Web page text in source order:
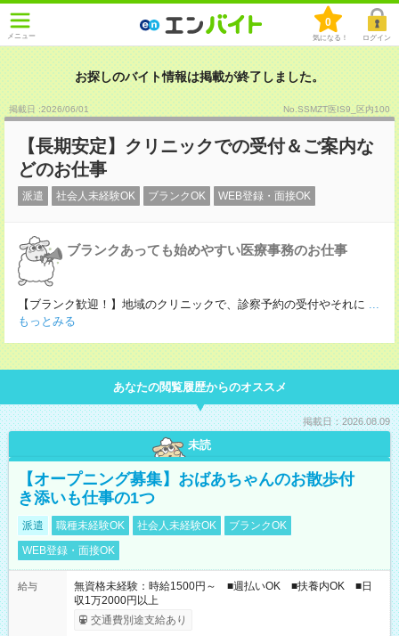
メニュー
0
気になる！ ログイン
お探しのバイト情報は掲載が終了しました。
掲載日 :2026/06/01 No.SSMZT医IS9_区内100
【長期安定】クリニックでの受付＆ご案内な
どのお仕事
派遣 社会人未経験OK ブランクOK WEB登録・面接OK
ブランクあっても始めやすい医療事務のお仕事
【ブランク歓迎！】地域のクリニックで、診察予約の受付やそれに ...
もっとみる
あなたの閲覧履歴からのオススメ
掲載日：2026.08.09
未読
【オープニング募集】おばあちゃんのお散歩付
き添いも仕事の1つ
派遣 職種未経験OK 社会人未経験OK
ブランクOK
WEB登録・面接OK
給与
無資格未経験：時給1500円～ ■週払いOK ■扶養内OK ■日
収1万2000円以上
交通費別途支給あり